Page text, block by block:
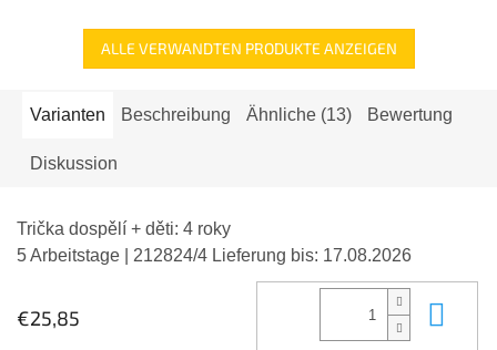
ALLE VERWANDTEN PRODUKTE ANZEIGEN
Varianten Beschreibung Ähnliche (13) Bewertung
Diskussion
Trička dospělí + děti: 4 roky
5 Arbeitstage
| 212824/4 Lieferung bis: 17.08.2026
€25,85